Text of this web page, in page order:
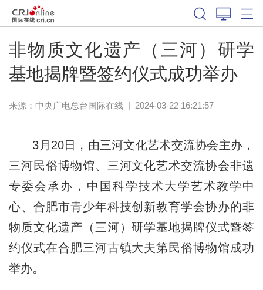
非物质文化遗产（三河）研学
基地揭牌暨签约仪式成功举办
来源：中央广电总台国际在线| 2024-03-22 16:21:57
3月20日，由三河文化艺术交流协会主办，
三河民俗博物馆、三河文化艺术交流协会非遗
专委会承办，中国科学技术大学艺术教学中
心、合肥市青少年科技创新教育学会协办的非
物质文化遗产（三河）研学基地揭牌仪式暨签
约仪式在合肥三河古镇大夫第民俗博物馆成功
举办。